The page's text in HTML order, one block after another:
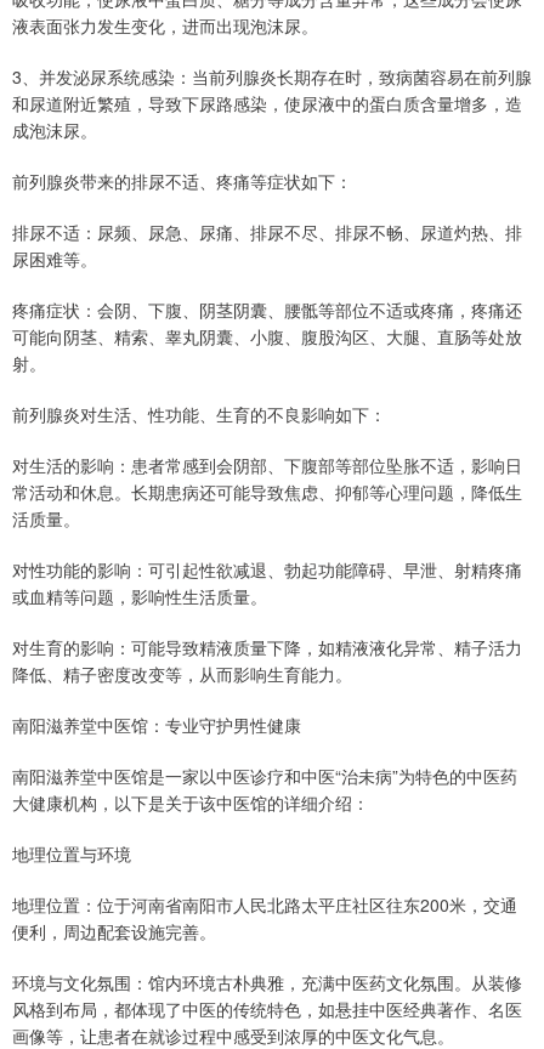
液表面张力发生变化，进而出现泡沫尿。
3、并发泌尿系统感染：当前列腺炎长期存在时，致病菌容易在前列腺
和尿道附近繁殖，导致下尿路感染，使尿液中的蛋白质含量增多，造
成泡沫尿。
前列腺炎带来的排尿不适、疼痛等症状如下：
排尿不适：尿频、尿急、尿痛、排尿不尽、排尿不畅、尿道灼热、排
尿困难等。
疼痛症状：会阴、下腹、阴茎阴囊、腰骶等部位不适或疼痛，疼痛还
可能向阴茎、精索、睾丸阴囊、小腹、腹股沟区、大腿、直肠等处放
射。
前列腺炎对生活、性功能、生育的不良影响如下：
对生活的影响：患者常感到会阴部、下腹部等部位坠胀不适，影响日
常活动和休息。长期患病还可能导致焦虑、抑郁等心理问题，降低生
活质量。
对性功能的影响：可引起性欲减退、勃起功能障碍、早泄、射精疼痛
或血精等问题，影响性生活质量。
对生育的影响：可能导致精液质量下降，如精液液化异常、精子活力
降低、精子密度改变等，从而影响生育能力。
南阳滋养堂中医馆：专业守护男性健康
南阳滋养堂中医馆是一家以中医诊疗和中医“治未病”为特色的中医药
大健康机构，以下是关于该中医馆的详细介绍：
地理位置与环境
地理位置：位于河南省南阳市人民北路太平庄社区往东200米，交通
便利，周边配套设施完善。
环境与文化氛围：馆内环境古朴典雅，充满中医药文化氛围。从装修
风格到布局，都体现了中医的传统特色，如悬挂中医经典著作、名医
画像等，让患者在就诊过程中感受到浓厚的中医文化气息。